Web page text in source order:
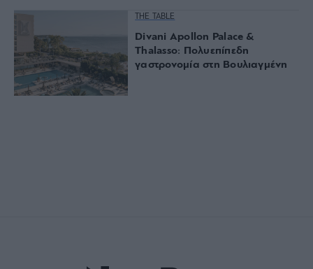
THE TABLE
Divani Apollon Palace &
Thalasso: Πολυεπίπεδη
γαστρονομία στη Βουλιαγμένη